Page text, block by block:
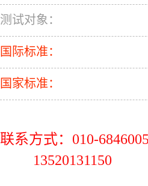
测试对象：
国际标准：
国家标准：
联系方式：010-
13520131150